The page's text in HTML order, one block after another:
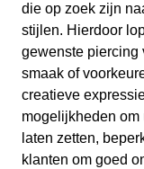
die op zoek zijn
stijlen. Hierdoor
gewenste piercing
smaak of
creatieve
mogelijkheden
laten zetten,
klanten om goed